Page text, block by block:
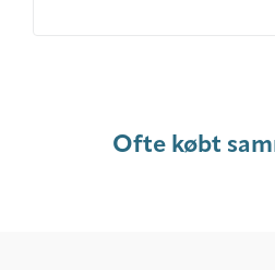
Ofte købt